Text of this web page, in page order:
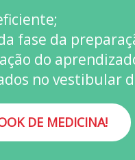
fase da
do
no vestibular
DE MEDICINA!